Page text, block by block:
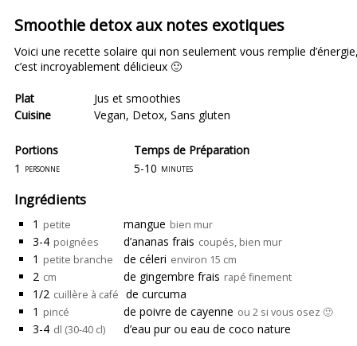
Smoothie detox aux notes exotiques
Voici une recette solaire qui non seulement vous remplie
c’est incroyablement délicieux 🙂
Plat
Jus et smoothies
Cuisine
Vegan, Detox, Sans gluten
Portions
Temps de Préparation
1 personne 5-10 minutes
Ingrédients
1 petite mangue bien mur
3-4 poignées d’ananas frais coupés, bien mur
1 petite branche de céleri environ 15 cm
2 cm de gingembre frais rapé finement
1/2 cuillère à café de curcuma
1 pincé de poivre de cayenne ou 2 si vous osez 🙂
3-4 dl (30-40 cl) d’eau pur ou eau de coco nature